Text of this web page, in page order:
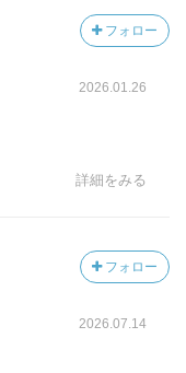
フォロー
2026.01.26
詳細をみる
フォロー
2026.07.14